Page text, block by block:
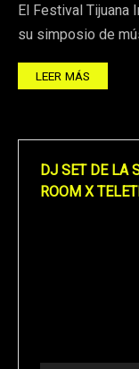
El Festival Tijuana
su simposio de
LEER MÁS
DJ SET DE LA
ROOM X